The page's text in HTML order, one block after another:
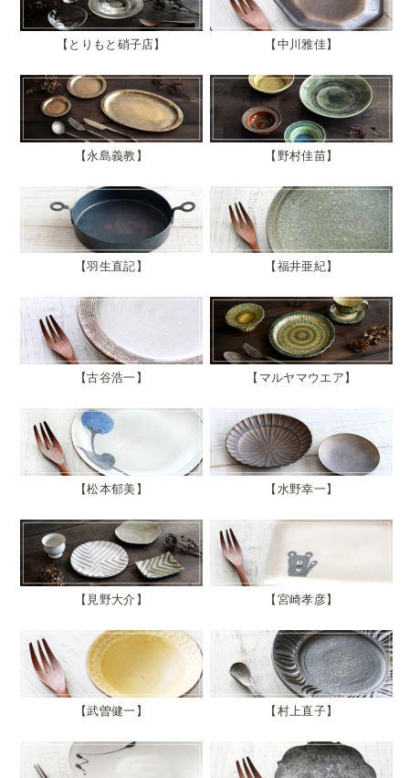
とりもと硝子店 中川雅佳
永島義教 野村佳苗
羽生直記 福井亜紀
古谷浩一 マルヤマウエア
松本郁美 水野幸一
見野大介 宮崎孝彦
武曽健一 村上直子